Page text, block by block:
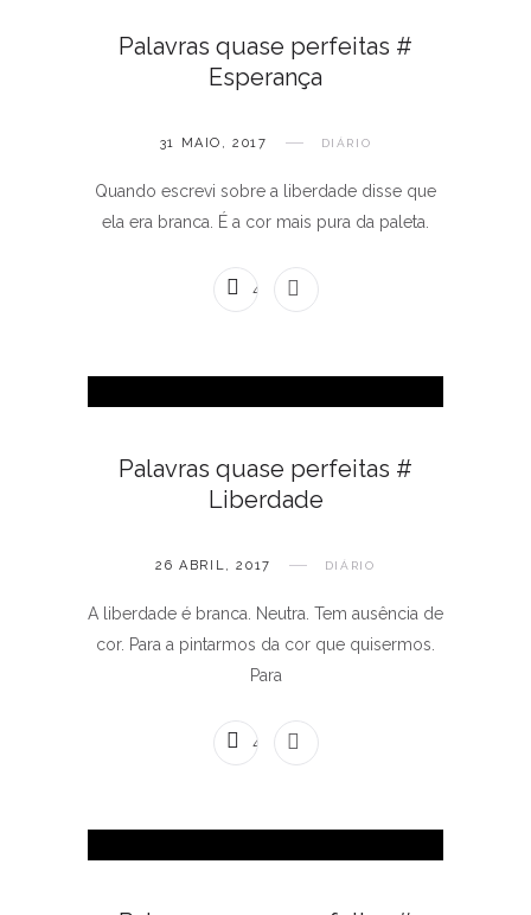
Palavras quase perfeitas #
Esperança
31 MAIO, 2017 DIÁRIO
Quando escrevi sobre a liberdade disse que
ela era branca. É a cor mais pura da paleta.
4 COMENTÁRIOS
Palavras quase perfeitas #
Liberdade
26 ABRIL, 2017 DIÁRIO
A liberdade é branca. Neutra. Tem ausência de
cor. Para a pintarmos da cor que quisermos.
Para
4 COMENTÁRIOS